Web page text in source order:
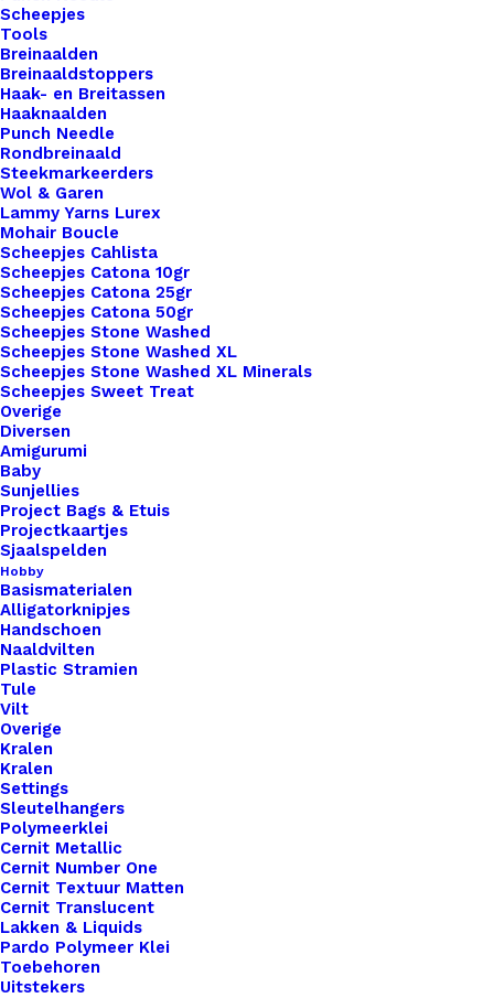
Scheepjes
Tools
Breinaalden
Breinaaldstoppers
Haak- en Breitassen
Haaknaalden
Punch Needle
Rondbreinaald
Steekmarkeerders
Wol & Garen
Lammy Yarns Lurex
Mohair Boucle
Scheepjes Cahlista
Scheepjes Catona 10gr
Scheepjes Catona 25gr
Scheepjes Catona 50gr
Scheepjes Stone Washed
Scheepjes Stone Washed XL
Scheepjes Stone Washed XL Minerals
Scheepjes Sweet Treat
Overige
Diversen
Amigurumi
Baby
Sunjellies
Project Bags & Etuis
Projectkaartjes
Sjaalspelden
Hobby
Basismaterialen
Alligatorknipjes
Handschoen
Naaldvilten
Plastic Stramien
Tule
Vilt
Overige
Kralen
Kralen
Settings
Sleutelhangers
Polymeerklei
Cernit Metallic
Cernit Number One
Cernit Textuur Matten
Cernit Translucent
Lakken & Liquids
Pardo Polymeer Klei
Toebehoren
Uitstekers
meer, voegen onze labels een unieke en
professionele afwerking toe aan al je gehaakte of
gebreide creaties. Onze hoogwaardige leren
labels zijn de perfecte keuze om je creativiteit te
benadrukken en je werk te onderscheiden. Elk
label is zorgvuldig vervaardigd met oog voor detail
en vakmanschap, en ze zijn eenvoudig te
bevestigen aan je projecten voor een blijvende
indruk. Maak je handgemaakte items nog specialer
met onze leren labels van De Haakfabriek.
Kleur*
1x Ronde Leren Label 3,5cm Tekst Love
You To The Moon And Back
Leren
Label
3,5cm
Tekst
Love
You
To
The
Moon
And
Toevoegen aan verlanglijst
Artikelnummer
Categorie